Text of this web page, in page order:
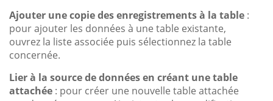
Ajouter une copie des enregistrements à la table :
pour ajouter les données à une table existante,
ouvrez la liste associée puis sélectionnez la table
concernée.
Lier à la source de données en créant une table
attachée : pour créer une nouvelle table attachée